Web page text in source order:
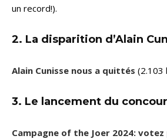
un record!).
2. La disparition d’Alain
Alain Cunisse nous a quittés (2.103
3. Le lancement du
Campagne of the Joer 2024: